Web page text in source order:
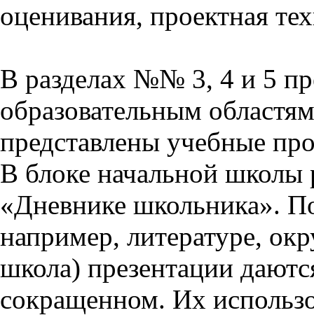
оценивания, проектная
В разделах №№ 3, 4 и 5
образовательным
представлены учебные
В блоке начальной школы
«Дневнике школьника».
например, литературе,
школа) презентации
сокращенном. Их